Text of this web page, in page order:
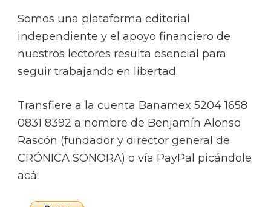
Somos una plataforma editorial
independiente y el apoyo financiero de
nuestros lectores resulta esencial para
seguir trabajando en libertad.
Transfiere a la cuenta Banamex 5204 1658
0831 8392 a nombre de Benjamín Alonso
Rascón (fundador y director general de
CRÓNICA SONORA) o vía PayPal picándole
acá: